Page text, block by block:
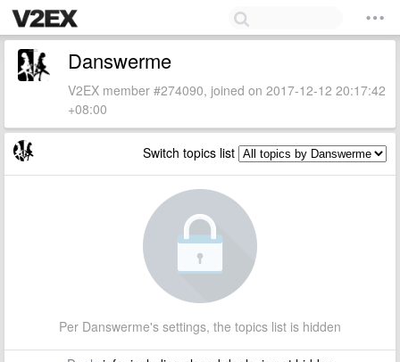
Danswerme
V2EX member #274090, joined on 2017-12-12 20:17:42
+08:00
Switch topics list
Per Danswerme's settings, the topics list is hidden